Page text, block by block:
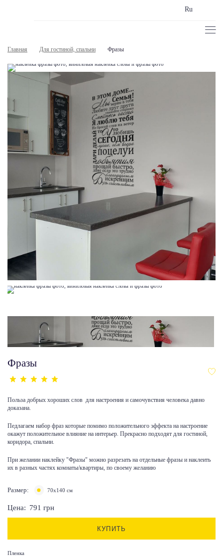
Ru
Главная Для гостиной, спальни Фразы
Фразы
Польза добрых хороших слов для настроения и самочувствия человека давно
доказана.
Педлагаем набор фраз которые помимо положительного эффекта на настроение
окажут положительное влияние на интерьер. Прекрасно подходят для гостиной,
коридора, спальни.
При желании наклейку "Фразы" можно разрезать на отдельные фразы и наклеить
их в разных частях комнаты/квартиры, по своему желанию
Размер: 70х140 см
Цена: 791 грн
КУПИТЬ
Пленка